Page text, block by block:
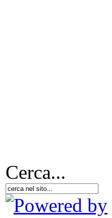
Cerca...